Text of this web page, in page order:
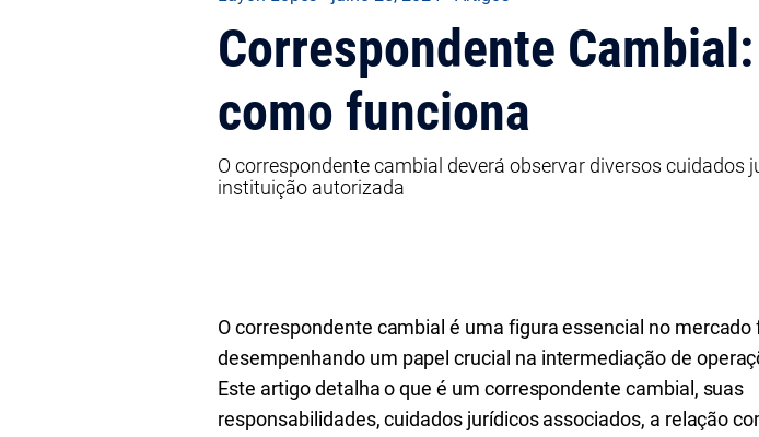
Correspondente
como funciona
O correspondente cambial deverá observar diversos
instituição autorizada
O correspondente cambial é uma figura essencial no mercado
desempenhando um papel crucial na intermediação de
Este artigo detalha o que é um correspondente cambial, suas
responsabilidades, cuidados jurídicos associados, a relação